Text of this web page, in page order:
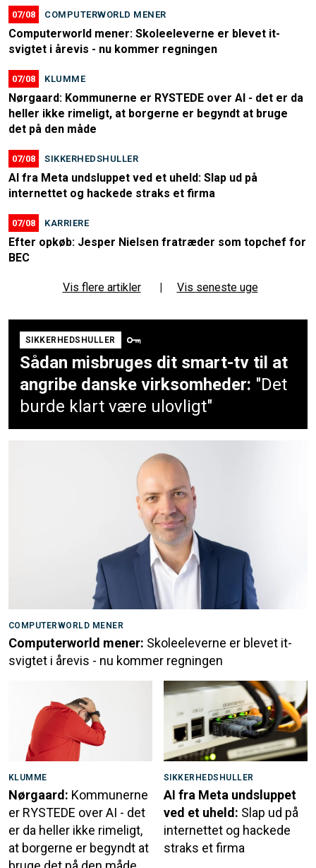
07/08 COMPUTERWORLD MENER
Computerworld mener: Skoleeleverne er blevet it-
svigtet i årevis - nu kommer regningen
07/08 KLUMME
Nørgaard: Kommunerne er RYSTEDE over AI - det er da
heller ikke rimeligt, at borgerne er begyndt at bruge
det på den måde
07/08 SIKKERHEDSHULLER
AI fra Meta undsluppet ved et uheld: Slap ud på
internettet og hackede straks et firma
07/08 KARRIERE
Efter opkøb: Jesper Nielsen fratræder som topchef for
BEC
Vis flere artikler Vis seneste uge
SIKKERHEDSHULLER
Sådan misbruges dit smart-tv til at
angribe danske virksomheder: "Det
burde klart være ulovligt"
COMPUTERWORLD MENER
Computerworld mener: Skoleeleverne er blevet it-
svigtet i årevis - nu kommer regningen
KLUMME
Nørgaard: Kommunerne
er RYSTEDE over AI - det
er da heller ikke rimeligt,
at borgerne er begyndt at
SIKKERHEDSHULLER
AI fra Meta undsluppet
ved et uheld: Slap ud på
internettet og hackede
straks et firma